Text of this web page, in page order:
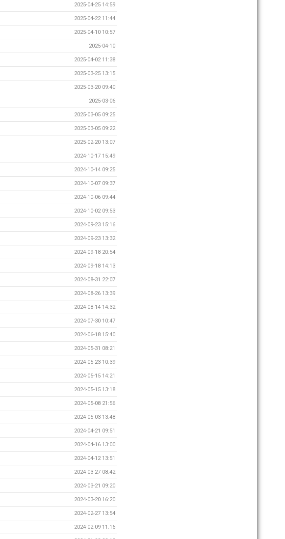
2025-04-25 14:59
2025-04-22 11:44
2025-04-10 10:57
2025-04-10
2025-04-02 11:38
2025-03-25 13:15
2025-03-20 09:40
2025-03-06
2025-03-05 09:25
2025-03-05 09:22
2025-02-20 13:07
2024-10-17 15:49
2024-10-14 09:25
2024-10-07 09:37
2024-10-06 09:44
2024-10-02 09:53
2024-09-23 15:16
2024-09-23 13:32
2024-09-18 20:54
2024-09-18 14:13
2024-08-31 22:07
2024-08-26 13:39
2024-08-14 14:32
2024-07-30 10:47
2024-06-18 15:40
2024-05-31 08:21
2024-05-23 10:39
2024-05-15 14:21
2024-05-15 13:18
2024-05-08 21:56
2024-05-03 13:48
2024-04-21 09:51
2024-04-16 13:00
2024-04-12 13:51
2024-03-27 08:42
2024-03-21 09:20
2024-03-20 16:20
2024-02-27 13:54
2024-02-09 11:16